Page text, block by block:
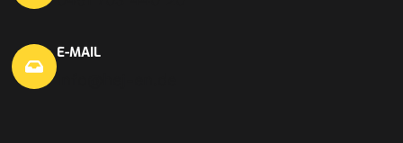
E-MAIL